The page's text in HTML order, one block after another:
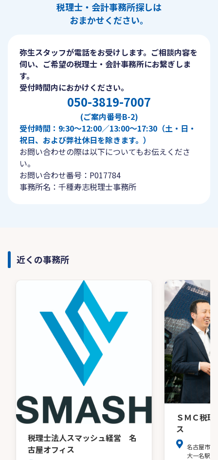
税理士・会計事務所探しは
おまかせください。
弥生スタッフが電話をお受けします。ご相談内容を
伺い、ご希望の税理士・会計事務所にお繋ぎしま
す。
受付時間内におかけください。
050-3819-7007
(ご案内番号B-2)
受付時間：9:30〜12:00／13:00〜17:30（土・日・
祝日、および弊社休日を除きます。）
お問い合わせの際は以下についてもお伝えくださ
い。
お問い合わせ番号：P017784
事務所名：千種寿志税理士事務所
近くの事務所
税理士法人スマッシュ経営 名
古屋オフィス
ＳＭＣ税
ス
名古屋市中
大一名駅ビ